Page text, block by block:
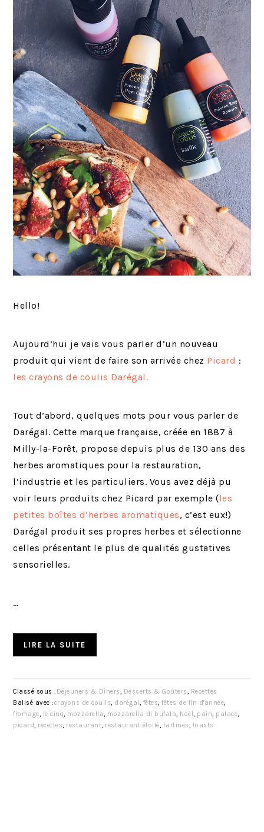
Hello!
Aujourd’hui je vais vous parler d’un nouveau
produit qui vient de faire son arrivée chez Picard :
les crayons de coulis Darégal.
Tout d’abord, quelques mots pour vous parler de
Darégal. Cette marque française, créée en 1887 à
Milly-la-Forêt, propose depuis plus de 130 ans des
herbes aromatiques pour la restauration,
l’industrie et les particuliers. Vous avez déjà pu
voir leurs produits chez Picard par exemple (les
petites boîtes d’herbes aromatiques, c’est eux!)
Darégal produit ses propres herbes et sélectionne
celles présentant le plus de qualités gustatives
sensorielles.
…
LIRE LA SUITE
Classé sous : Déjeuners & Dîners, Desserts & Goûters, Recettes
Balisé avec :crayons de coulis, darégal, fêtes,fêtes de fin d'année,
fromage, le cinq, mozzarella, mozzarella di bufala, Noël, pain, palace,
picard, recettes, restaurant, restaurant étoilé, tartines, toasts